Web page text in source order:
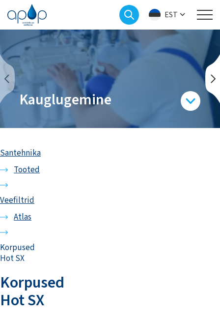
EST
Kauglugemine
Santehnika
Tooted
Veefiltrid
Atlas
Korpused
Hot SX
Korpused
Hot SX